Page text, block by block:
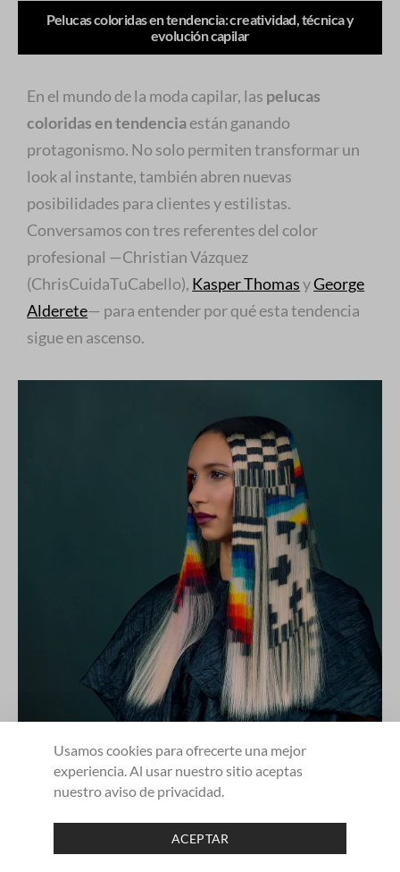
Pelucas coloridas en tendencia: creatividad, técnica y
evolución capilar
En el mundo de la moda capilar, las pelucas
coloridas en tendenciaestán ganando
protagonismo. No solo permiten transformar un
look al instante, también abren nuevas
posibilidades para clientes y estilistas.
Conversamos con tres referentes del color
profesional —Christian Vázquez
(ChrisCuidaTuCabello), Kasper ThomasyGeorge
Alderete— para entender por qué esta tendencia
sigue en ascenso.
Usamos cookies para ofrecerte una mejor
experiencia. Al usar nuestro sitio aceptas
nuestro aviso de privacidad.
ACEPTAR
SHARE